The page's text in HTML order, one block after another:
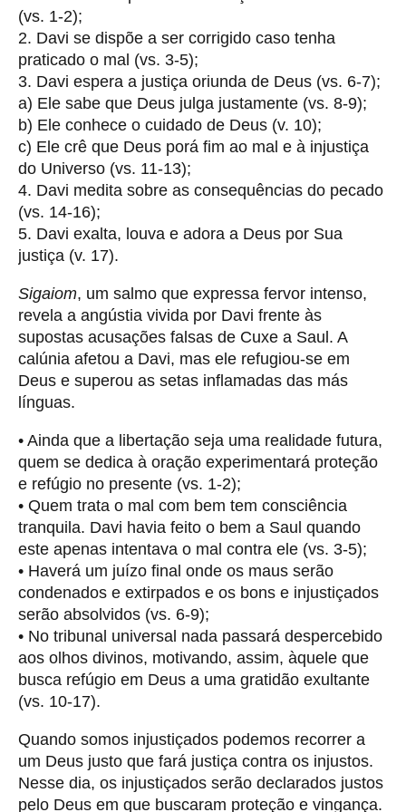
(vs. 1-2);
2. Davi se dispõe a ser corrigido caso tenha
praticado o mal (vs. 3-5);
3. Davi espera a justiça oriunda de Deus (vs. 6-7);
a) Ele sabe que Deus julga justamente (vs. 8-9);
b) Ele conhece o cuidado de Deus (v. 10);
c) Ele crê que Deus porá fim ao mal e à injustiça
do Universo (vs. 11-13);
4. Davi medita sobre as consequências do pecado
(vs. 14-16);
5. Davi exalta, louva e adora a Deus por Sua
justiça (v. 17).
Sigaiom, um salmo que expressa fervor intenso,
revela a angústia vivida por Davi frente às
supostas acusações falsas de Cuxe a Saul. A
calúnia afetou a Davi, mas ele refugiou-se em
Deus e superou as setas inflamadas das más
línguas.
• Ainda que a libertação seja uma realidade futura,
quem se dedica à oração experimentará proteção
e refúgio no presente (vs. 1-2);
• Quem trata o mal com bem tem consciência
tranquila. Davi havia feito o bem a Saul quando
este apenas intentava o mal contra ele (vs. 3-5);
• Haverá um juízo final onde os maus serão
condenados e extirpados e os bons e injustiçados
serão absolvidos (vs. 6-9);
• No tribunal universal nada passará despercebido
aos olhos divinos, motivando, assim, àquele que
busca refúgio em Deus a uma gratidão exultante
(vs. 10-17).
Quando somos injustiçados podemos recorrer a
um Deus justo que fará justiça contra os injustos.
Nesse dia, os injustiçados serão declarados justos
pelo Deus em que buscaram proteção e vingança.